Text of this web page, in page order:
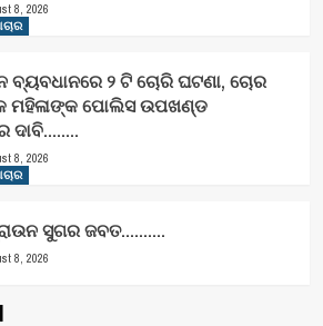
8, 2026
୨ ଟି ଚୋରି ଘଟଣା, ଚୋର
ମହିଳାଙ୍କ ପୋଲିସ ଉପଖଣ୍ଡ
ଦାବି……..
8, 2026
ସୁଗର ଜବତ……….
8, 2026